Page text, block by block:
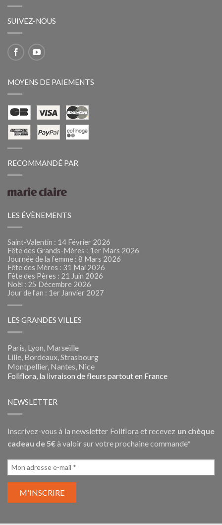
SUIVEZ-NOUS
MOYENS DE PAIEMENTS
RECOMMANDÉ PAR
LES ÉVÈNEMENTS
Saint-Valentin : 14 Février 2026
Fête des Grands-Mères : 1er Mars 2026
Journée de la femme : 8 Mars 2026
Fête des Mères : 31 Mai 2026
Fête des Pères : 21 Juin 2026
Noël : 25 Décembre 2026
Jour de l'an : 1er Janvier 2027
LES GRANDES VILLES
Paris, Lyon, Marseille
Lille, Bordeaux, Strasbourg
Montpellier, Nantes, Nice
Foliflora, la livraison de fleurs partout en France
NEWSLETTER
Inscrivez-vous à la newsletter Foliflora et recevez un chèque
cadeau de 5€à valoir sur votre prochaine commande*